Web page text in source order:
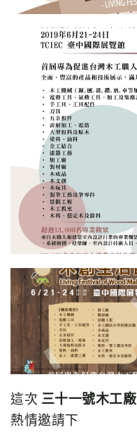
這次 三十一號木工廠
熱情邀請下